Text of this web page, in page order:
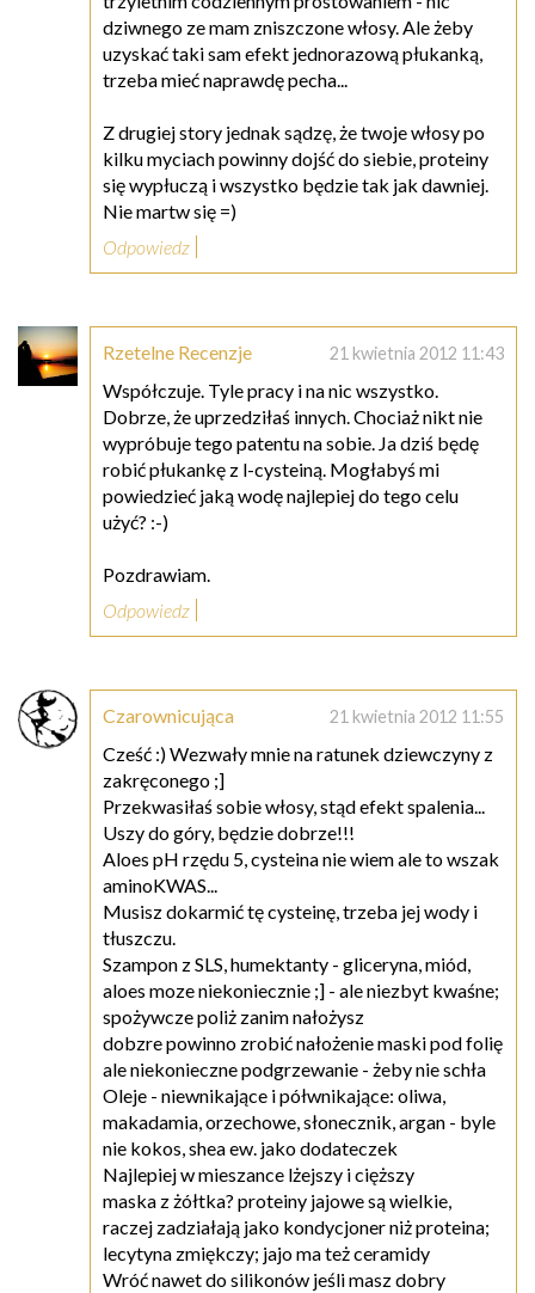
dziwnego ze mam zniszczone włosy. Ale żeby
uzyskać taki sam efekt jednorazową płukanką,
trzeba mieć naprawdę pecha...
Z drugiej story jednak sądzę, że twoje włosy po
kilku myciach powinny dojść do siebie, proteiny
się wypłuczą i wszystko będzie tak jak dawniej.
Nie martw się =)
Odpowiedz
Rzetelne Recenzje 21 kwietnia 2012 11:43
Współczuje. Tyle pracy i na nic wszystko.
Dobrze, że uprzedziłaś innych. Chociaż nikt nie
wypróbuje tego patentu na sobie. Ja dziś będę
robić płukankę z l-cysteiną. Mogłabyś mi
powiedzieć jaką wodę najlepiej do tego celu
użyć? :-)
Pozdrawiam.
Odpowiedz
Czarownicująca 21 kwietnia 2012 11:55
Cześć :) Wezwały mnie na ratunek dziewczyny z
zakręconego ;]
Przekwasiłaś sobie włosy, stąd efekt spalenia...
Uszy do góry, będzie dobrze!!!
Aloes pH rzędu 5, cysteina nie wiem ale to wszak
aminoKWAS...
Musisz dokarmić tę cysteinę, trzeba jej wody i
tłuszczu.
Szampon z SLS, humektanty - gliceryna, miód,
aloes moze niekoniecznie ;] - ale niezbyt kwaśne;
spożywcze poliż zanim nałożysz
dobzre powinno zrobić nałożenie maski pod folię
ale niekonieczne podgrzewanie - żeby nie schła
Oleje - niewnikające i półwnikające: oliwa,
makadamia, orzechowe, słonecznik, argan - byle
nie kokos, shea ew. jako dodateczek
Najlepiej w mieszance lżejszy i cięższy
maska z żółtka? proteiny jajowe są wielkie,
raczej zadziałają jako kondycjoner niż proteina;
lecytyna zmiękczy; jajo ma też ceramidy
Wróć nawet do silikonów jeśli masz dobry